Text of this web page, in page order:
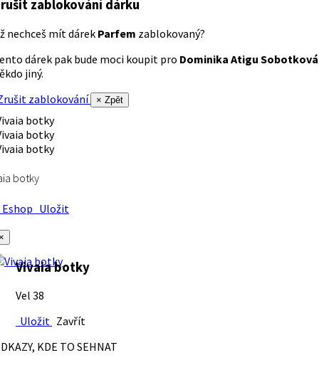
zablokování dárku
nechceš mít dárek Parfem zablokovaný?
dárek pak bude moci koupit pro Dominika Atigu Sobotková
jiný.
zablokování
× Zpět
botky
Uložit
Vivaia botky
Vel 38
Uložit Zavřít
KDE TO SEHNAT